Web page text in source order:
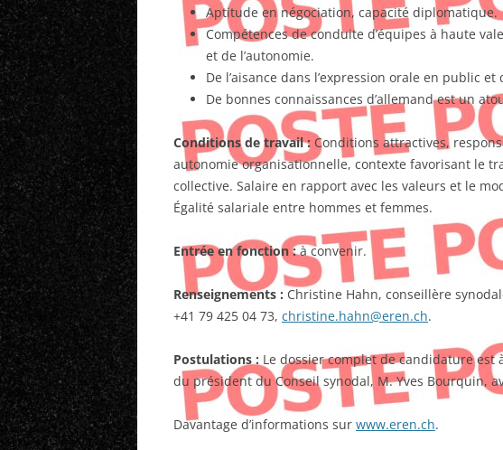
Aptitude en négociation, capacité diplomatique.
Compétences de conduite d’équipes à haute
et de l’autonomie.
De l’aisance dans l’expression orale en public
De bonnes connaissances d’allemand est un
Conditions de travail : Conditions attractives,
autonomie organisationnelle, contexte favorisant le
collective. Salaire en rapport avec les valeurs et le
Égalité salariale entre hommes et femmes.
Entrée en fonction :à convenir.
Renseignements : Christine Hahn, conseillère
+41 79 425 04 73, christine.hahn@eren.ch.
Postulations : Le dossier complet de candidature est
du président du Conseil synodal, M. Yves Bourquin,
Davantage d’informations sur www.eren.ch.